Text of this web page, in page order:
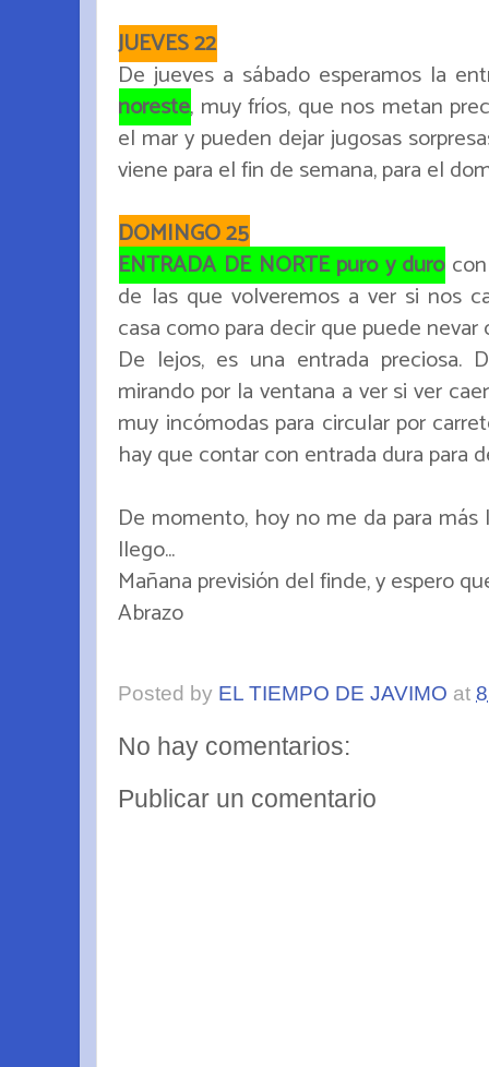
JUEVES 22
De jueves a sábado esperamos la
noreste, muy fríos, que nos metan
el mar y pueden dejar jugosas
viene para el fin de semana, para el
DOMINGO 25
ENTRADA DE NORTE puro y durocon
de las que volveremos a ver si nos
casa como para decir que puede nevar
De lejos, es una entrada preciosa.
mirando por la ventana a ver si ver
muy incómodas para circular por
hay que contar con entrada dura para
De momento, hoy no me da para
llego...
Mañana previsión del finde, y espero
Abrazo
Posted by EL TIEMPO DE JAVIMO at
No hay comentarios:
Publicar un comentario